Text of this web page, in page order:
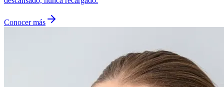
Conocer más